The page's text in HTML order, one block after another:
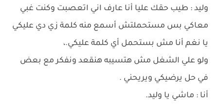
وليد : طيب حقك عليا أنا عارف اني اتعصبت وكنت غبي
معاكي بس مستحملتش أسمع منه كلمة زي دي عليكي
يا نغم أنا مش بستحمل أي كلمة عليكي.،
ولو علي الشغل مش هتسيبه هنقعد ونفكر مع بعض
في حل يرضيكي ويريحني .
أنا : ماشي يا وليد.